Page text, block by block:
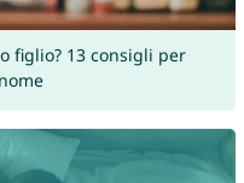
figlio? 13 consigli per